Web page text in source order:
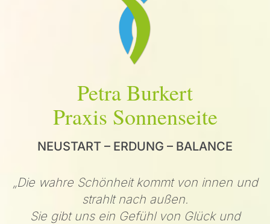
Petra Burkert
Praxis Sonnenseite
NEUSTART – ERDUNG – BALANCE
„Die wahre Schönheit kommt von innen und
strahlt nach außen.
Sie gibt uns ein Gefühl von Glück und